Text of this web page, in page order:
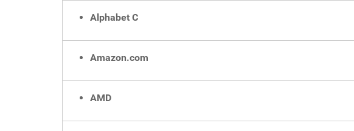
Alphabet C
Amazon.com
AMD